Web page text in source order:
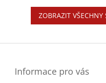
ZOBRAZIT VŠECHNY
Informace pro vás